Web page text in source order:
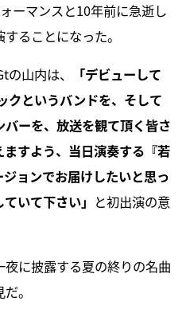
ーマンスと10年前に急逝し
ることになった。
山内は、
「デビューして
クというバンドを、そして
ーを、放送を観て頂く皆さ
すよう、当日演奏する『若
ョンでお届けしたいと思っ
いて下さい」 と初出演の意
に披露する夏の終りの名曲
。